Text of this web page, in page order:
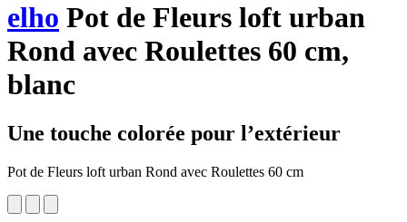
elho Pot de Fleurs loft urban
Rond avec Roulettes 60 cm,
blanc
Une touche colorée pour l’extérieur
Pot de Fleurs loft urban Rond avec Roulettes 60 cm